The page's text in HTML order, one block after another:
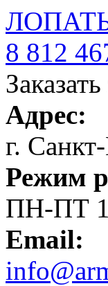
8 812
Адрес:
г.
Режим
ПН-ПТ
Email: